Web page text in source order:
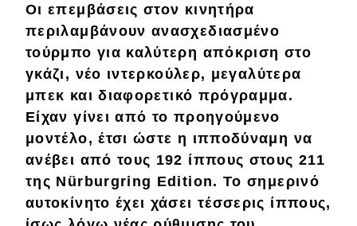
Οι επεμβάσεις στον κινητήρα
περιλαμβάνουνανασχεδιασμένο
τούρμπο για καλύτερη απόκριση στο
γκάζι, νέο ιντερκούλερ, μεγαλύτερα
μπεκ καιδιαφορετικό πρόγραμμα.
Είχαν γίνει από το προηγούμενο
μοντέλο, έτσι ώστε η ιπποδύναμη να
ανέβει από τους 192 ίππους στους 211
της Nürburgring Edition. Το σημερινό
αυτοκίνητο έχει χάσει τέσσερις ίππους,